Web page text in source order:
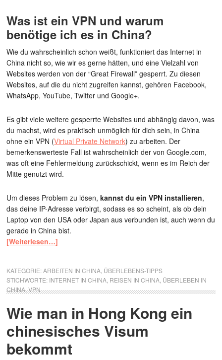
Was ist ein VPN und warum
benötige ich es in China?
Wie du wahrscheinlich schon weißt, funktioniert das Internet in
China nicht so, wie wir es gerne hätten, und eine Vielzahl von
Websites werden von der “Great Firewall” gesperrt. Zu diesen
Websites, auf die du nicht zugreifen kannst, gehören Facebook,
WhatsApp, YouTube, Twitter und Google+.
Es gibt viele weitere gesperrte Websites und abhängig davon, was
du machst, wird es praktisch unmöglich für dich sein, in China
ohne ein VPN (Virtual Private Network) zu arbeiten. Der
bemerkenswerteste Fall ist wahrscheinlich der von Google.com,
was oft eine Fehlermeldung zurückschickt, wenn es im Reich der
Mitte genutzt wird.
Um dieses Problem zu lösen,kannst du ein VPN installieren,
das deine IP-Adresse verbirgt, sodass es so scheint, als ob dein
Laptop von den USA oder Japan aus verbunden ist, auch wenn du
gerade in China bist.
[Weiterlesen…]
KATEGORIE:ARBEITEN IN CHINA ÜBERLEBENS-TIPPS
STICHWORTE: INTERNET IN CHINA REISEN IN CHINA ÜBERLEBEN IN
CHINA,VPN
Wie man in Hong Kong ein
chinesisches Visum
bekommt